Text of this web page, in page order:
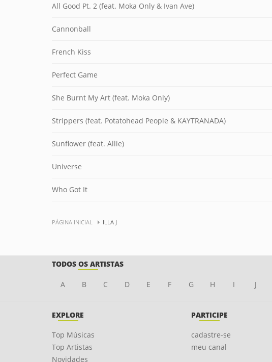
All Good Pt. 2 (feat. Moka Only & Ivan Ave)
Cannonball
French Kiss
Perfect Game
She Burnt My Art (feat. Moka Only)
Strippers (feat. Potatohead People & KAYTRANADA)
Sunflower (feat. Allie)
Universe
Who Got It
PÁGINA INICIAL ILLA J
TODOS OS ARTISTAS
A B C D E F G H I J
EXPLORE
Top Músicas
Top Artistas
Novidades
PARTICIPE
cadastre-se
meu canal